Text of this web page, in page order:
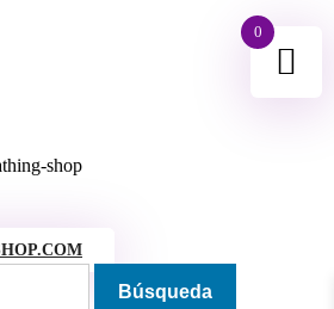
0